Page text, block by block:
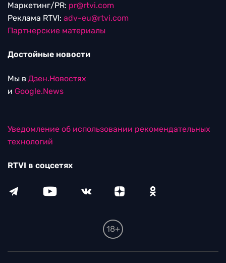
Маркетинг/PR: pr@rtvi.com
Реклама RTVI: adv-eu@rtvi.com
Партнерские материалы
Достойные новости
Мы в Дзен.Новостях
и Google.News
Уведомление об использовании рекомендательных
технологий
RTVI в соцсетях
18+